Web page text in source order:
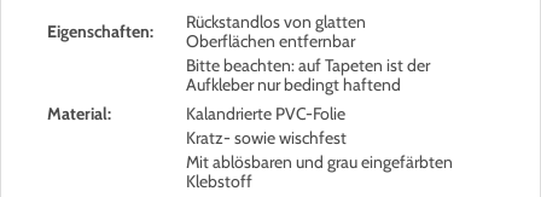
Eigenschaften:
Rückstandlos von glatten
Oberflächen entfernbar
Bitte beachten: auf Tapeten ist der
Aufkleber nur bedingt haftend
Material:
Kalandrierte PVC-Folie
Kratz- sowie wischfest
Mit ablösbaren und grau eingefärbten
Klebstoff